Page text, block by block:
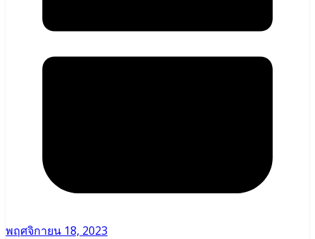
พฤศจิกายน 18, 2023